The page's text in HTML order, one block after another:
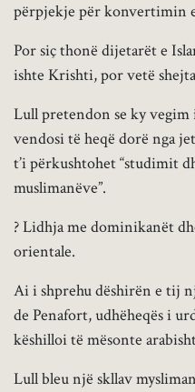
përpjekje për konvertimin
Por siç thonë dijetarët e
ishte Krishti, por vetë
Lull pretendon se ky vegim
vendosi të heqë dorë nga
t’i përkushtohet “studimit
muslimanëve”.
? Lidhja me dominikanët
orientale.
Ai i shprehu dëshirën e tij
de Penafort, udhëheqës i
këshilloi të mësonte
Lull bleu një skllav